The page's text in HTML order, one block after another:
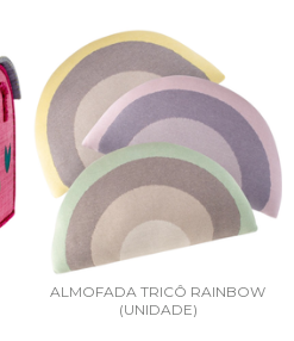
ALMOFADA TRICÔ RAINBOW
(UNIDADE)